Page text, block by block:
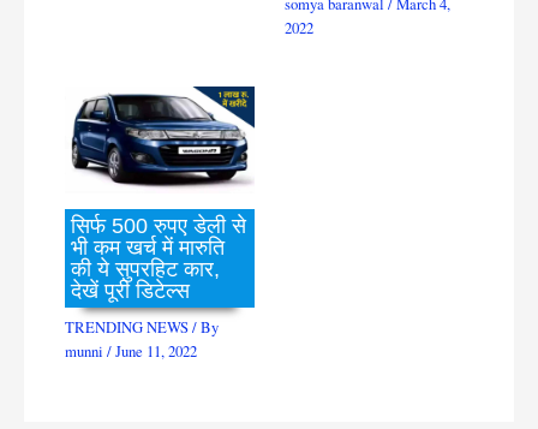
2022
सिर्फ 500 रुपए डेली से
भी कम खर्च में मारुति
की ये सुपरहिट कार,
देखें पूरी डिटेल्स
TRENDING NEWS/ By
munni/June 11, 2022